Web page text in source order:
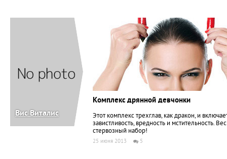
Вис Виталис
Комплекс дрянной девчонки
Этот комплекс трехглав, как дракон, и
завистливость, вредность и мстительность.
стервозный набор!
25 июня 2013 5